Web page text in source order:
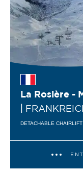
La Rosière -
|
DETACHABLE CHAIRLIFT